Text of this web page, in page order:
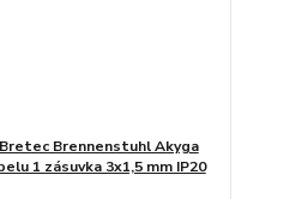
Brennenstuhl Akyga
1 zásuvka 3x1,5 mm IP20